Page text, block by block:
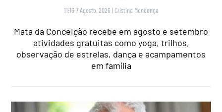
11:16 7 Agosto, 2026 | Cristina Mendonça
Mata da Conceição recebe em agosto e setembro
atividades gratuitas como yoga, trilhos,
observação de estrelas, dança e acampamentos
em família